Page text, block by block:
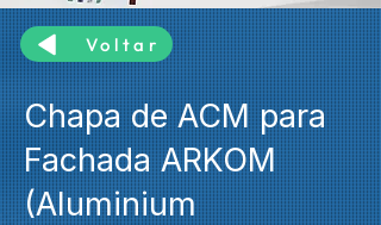
Voltar
Chapa de ACM para
Fachada ARKOM
(Aluminium